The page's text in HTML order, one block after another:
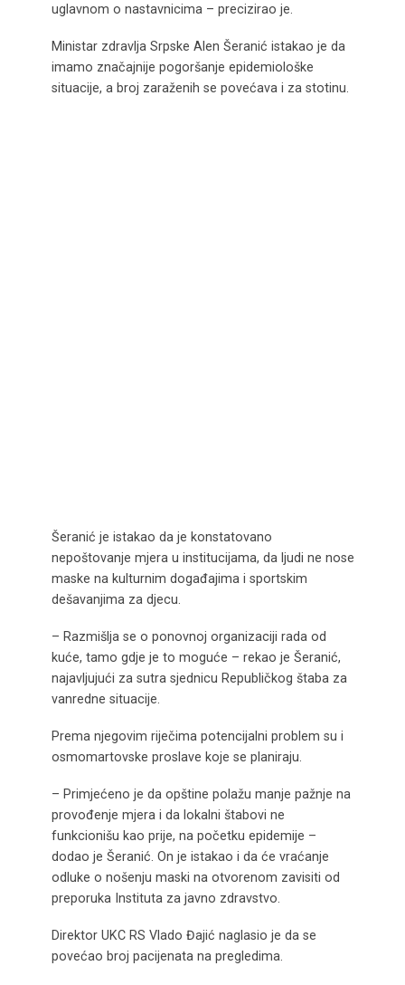
uglavnom o nastavnicima – precizirao je.
Ministar zdravlja Srpske Alen Šeranić istakao je da
imamo značajnije pogoršanje epidemiološke
situacije, a broj zaraženih se povećava i za stotinu.
Šeranić je istakao da je konstatovano
nepoštovanje mjera u institucijama, da ljudi ne nose
maske na kulturnim događajima i sportskim
dešavanjima za djecu.
– Razmišlja se o ponovnoj organizaciji rada od
kuće, tamo gdje je to moguće – rekao je Šeranić,
najavljujući za sutra sjednicu Republičkog štaba za
vanredne situacije.
Prema njegovim riječima potencijalni problem su i
osmomartovske proslave koje se planiraju.
– Primjećeno je da opštine polažu manje pažnje na
provođenje mjera i da lokalni štabovi ne
funkcionišu kao prije, na početku epidemije –
dodao je Šeranić. On je istakao i da će vraćanje
odluke o nošenju maski na otvorenom zavisiti od
preporuka Instituta za javno zdravstvo.
Direktor UKC RS Vlado Đajić naglasio je da se
povećao broj pacijenata na pregledima.